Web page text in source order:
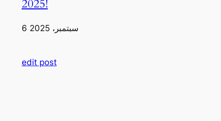
2025!
6 سبتمبر، 2025
edit post